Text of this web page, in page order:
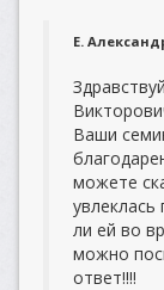
Е.
Ваши
можете
ли ей во
можно
ответ!!!!